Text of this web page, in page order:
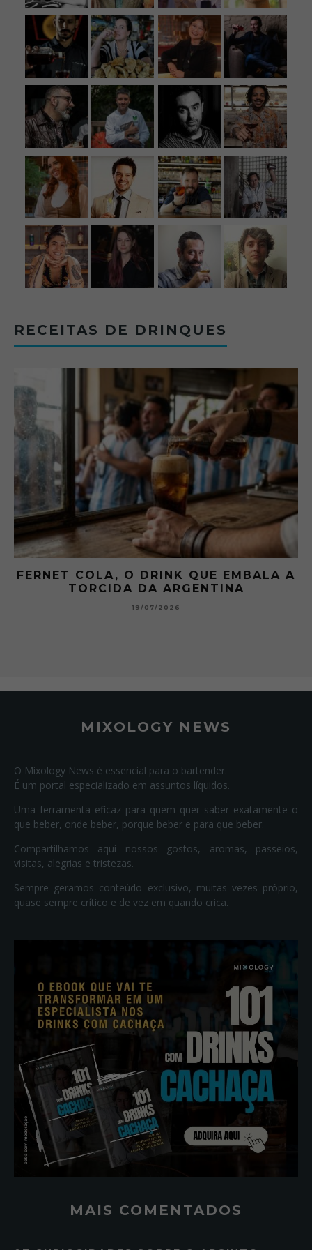
RECEITAS DE DRINQUES
GIBSON: O PICLES QUE MUDOU A
HISTÓRIA DOS MARTINI
15/07/2026
MIXOLOGY NEWS
O Mixology News é essencial para o bartender.
É um portal especializado em assuntos líquidos.
Uma ferramenta eficaz para quem quer saber exatamente o
que beber, onde beber, porque beber e para que beber.
Compartilhamos aqui nossos gostos, aromas, passeios,
visitas, alegrias e tristezas.
Sempre geramos conteúdo exclusivo, muitas vezes próprio,
quase sempre crítico e de vez em quando crica.
MAIS COMENTADOS